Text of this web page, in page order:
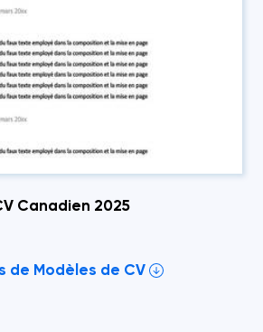
Canadien 2025
de Modèles de CV